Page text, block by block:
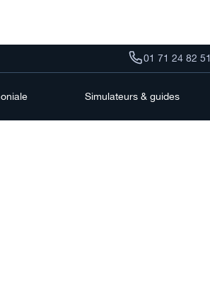
01 71 24 82 51
Simulateurs & guides